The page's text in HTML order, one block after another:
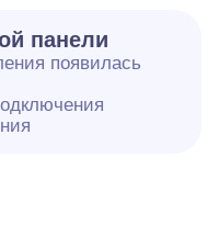
панели
появилась